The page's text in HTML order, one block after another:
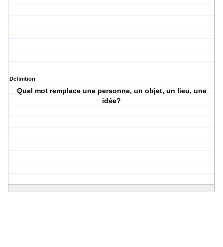
Definition
Quel mot remplace une personne, un objet, un lieu, une
idée?